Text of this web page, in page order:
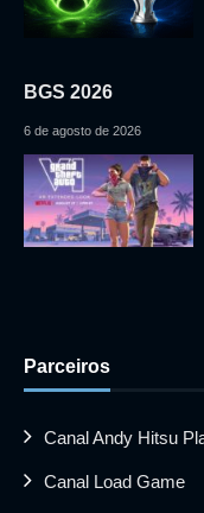
BGS 2026
6 de agosto de 2026
Parceiros
Canal Andy Hitsu
Canal Load Game